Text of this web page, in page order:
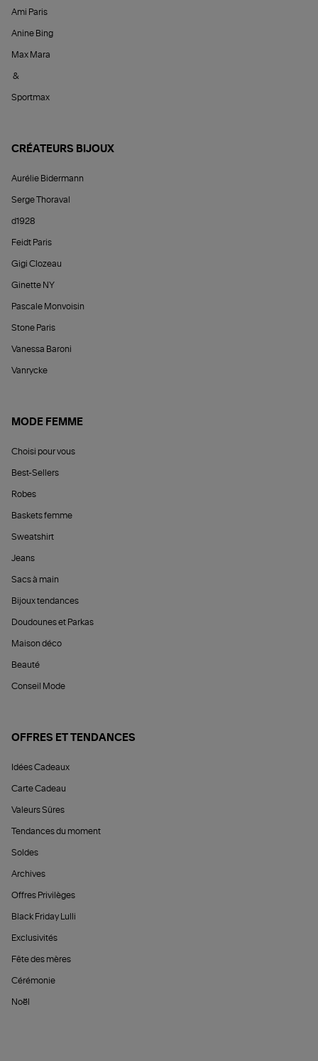
Ami Paris
Anine Bing
Max Mara
&
Sportmax
CRÉATEURS BIJOUX
Aurélie Bidermann
Serge Thoraval
d1928
Feidt Paris
Gigi Clozeau
Ginette NY
Pascale Monvoisin
Stone Paris
Vanessa Baroni
Vanrycke
MODE FEMME
Choisi pour vous
Best-Sellers
Robes
Baskets femme
Sweatshirt
Jeans
Sacs à main
Bijoux tendances
Doudounes et Parkas
Maison déco
Beauté
Conseil Mode
OFFRES ET TENDANCES
Idées Cadeaux
Carte Cadeau
Valeurs Sûres
Tendances du moment
Soldes
Archives
Offres Privilèges
Black Friday Lulli
Exclusivités
Fête des mères
Cérémonie
Noël